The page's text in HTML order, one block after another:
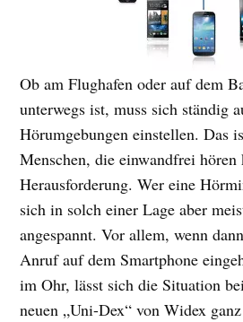
Ob am Flughafen oder auf dem
unterwegs ist, muss sich ständig
Hörumgebungen einstellen. Das
Menschen, die einwandfrei hören
Herausforderung. Wer eine
sich in solch einer Lage aber
angespannt. Vor allem, wenn
Anruf auf dem Smartphone
im Ohr, lässt sich die Situation
neuen „Uni-Dex“ von Widex